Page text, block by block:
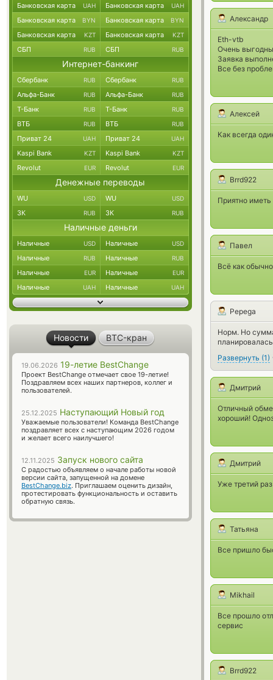
Александр
Eth-vtb
Очень
Заявка
Все без
Алексей
Как всегда
Brrd922
Приятно
Павел
Всё как
Pepega
Норм. Но
Развернуть (1)
Дмитрий
Отличный
хороший!
Дмитрий
Уже третий
Татьяна
Все пришло
Mikhail
Все прошло
сервис
Brrd922
Банковская карта UAH Банковская карта UAH
Банковская карта BYN Банковская карта BYN
Банковская карта KZT Банковская карта KZT
СБП RUB СБП RUB
Интернет-банкинг
Сбербанк RUB Сбербанк RUB
Альфа-Банк RUB Альфа-Банк RUB
Т-Банк RUB Т-Банк RUB
ВТБ RUB ВТБ RUB
Приват 24 UAH Приват 24 UAH
Kaspi Bank KZT Kaspi Bank KZT
Revolut EUR Revolut EUR
Денежные переводы
WU USD WU USD
ЗК RUB ЗК RUB
Наличные деньги
Наличные USD Наличные USD
Наличные RUB Наличные RUB
Наличные EUR Наличные EUR
Наличные UAH Наличные UAH
Новости BTC-кран
19.06.2026 19-летие BestChange
Проект BestChange отмечает свое 19-летие!
Поздравляем всех наших партнеров, коллег и
пользователей.
25.12.2025 Наступающий Новый год
Уважаемые пользователи! Команда BestChange
поздравляет всех с наступающим 2026 годом
и желает всего наилучшего!
12.11.2025 Запуск нового сайта
С радостью объявляем о начале работы новой
версии сайта, запущенной на домене
BestChange.biz. Приглашаем оценить дизайн,
протестировать функциональность и оставить
обратную связь.